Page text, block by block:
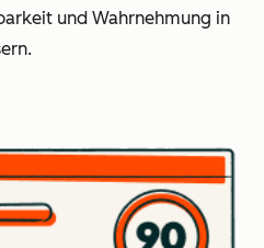
und Wahrnehmung in